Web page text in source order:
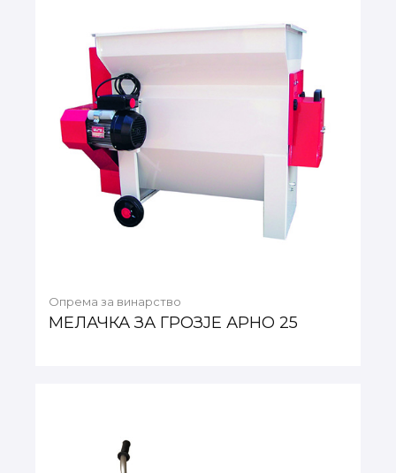
Опрема за винарство
МЕЛАЧКА ЗА ГРОЗЈЕ АРНО 25